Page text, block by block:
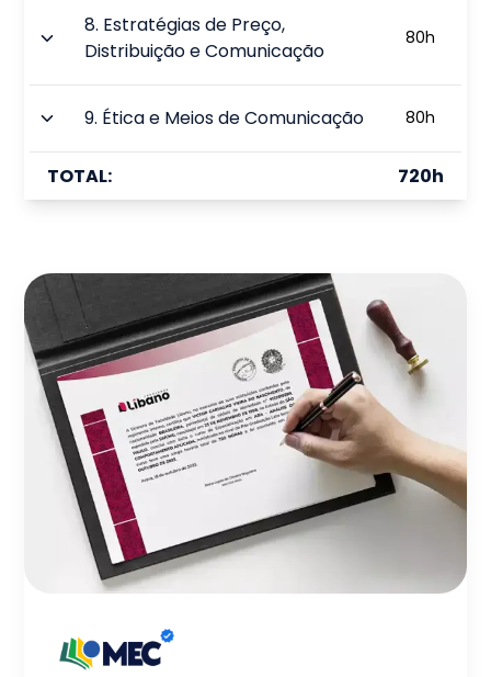
8. Estratégias de Preço,
Distribuição e Comunicação
80h
9. Ética e Meios de Comunicação 80h
TOTAL: 720h